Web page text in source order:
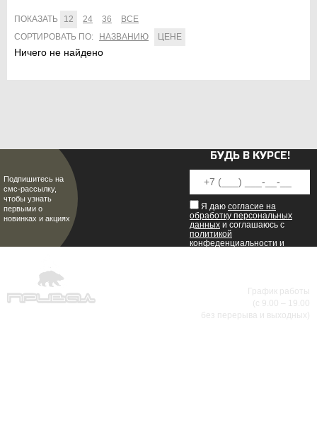
ПОКАЗАТЬ 12 24 36
ВСЕ
СОРТИРОВАТЬ ПО:
НАЗВАНИЮ ЦЕНЕ
Ничего не найдено
Подпишитесь на
смс-рассылку,
чтобы узнать
первыми о
новинках и акциях
БУДЬ В КУРСЕ!
Я даю согласие на
обработку персональных
данных и соглашаюсь с
политикой
конфеденциальности и
График работы
(с 9.00 – 19.00
без перерыва и выходных)